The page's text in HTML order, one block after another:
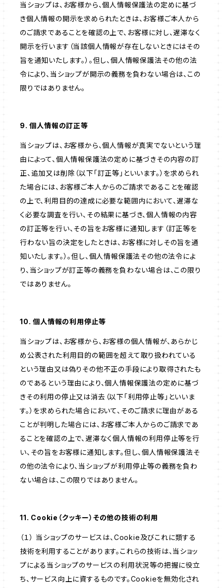
当ショップは、お客様から、個人情報保護法の定めに基づ
き個人情報の開示を求められたときは、お客様ご本人から
のご請求であることを確認の上で、お客様に対し、遅滞なく
開示を行います（当該個人情報が存在しないときにはその
旨を通知いたします。）。但し、個人情報保護法その他の法
令により、当ショップが開示の義務を負わない場合は、この
限りではありません。
9. 個人情報の訂正等
当ショップは、お客様から、個人情報が真実でないという理
由によって、個人情報保護法の定めに基づきその内容の訂
正、追加又は削除（以下「訂正等」といいます。）を求められ
た場合には、お客様ご本人からのご請求であることを確認
の上で、利用目的の達成に必要な範囲内において、遅滞な
く必要な調査を行い、その結果に基づき、個人情報の内容
の訂正等を行い、その旨をお客様に通知します（訂正等を
行わない旨の決定をしたときは、お客様に対しその旨を通
知いたします。）。但し、個人情報保護法その他の法令によ
り、当ショップが訂正等の義務を負わない場合は、この限り
ではありません。
10. 個人情報の利用停止等
当ショップは、お客様から、お客様の個人情報が、あらかじ
め公表された利用目的の範囲を超えて取り扱われている
という理由又は偽りその他不正の手段により取得されたも
のであるという理由により、個人情報保護法の定めに基づ
きその利用の停止又は消去（以下「利用停止等」といいま
す。）を求められた場合において、そのご請求に理由がある
ことが判明した場合には、お客様ご本人からのご請求であ
ることを確認の上で、遅滞なく個人情報の利用停止等を行
い、その旨をお客様に通知します。但し、個人情報保護法そ
の他の法令により、当ショップが利用停止等の義務を負わ
ない場合は、この限りではありません。
11. Cookie（クッキー）その他の技術の利用
（１） 当ショップのサービスは、Cookie及びこれに類する
技術を利用することがあります。これらの技術は、当ショッ
プによる当ショップのサービスの利用状況等の把握に役立
ち、サービス向上に資するものです。Cookieを無効化され